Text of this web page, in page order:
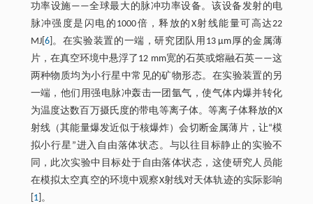
功率设施——全球最大的脉冲功率设备。该设备发射的电
脉冲强度是闪电的1000倍，释放的X射线能量可高达22
MJ[ 6]。在实验装置的一端，研究团队用13 μm厚的金属薄
片，在真空环境中悬浮了12 mm宽的石英或熔融石英——这
两种物质均为小行星中常见的矿物形态。在实验装置的另
一端，他们用强电脉冲轰击一团氩气，使气体内爆并转化
为温度达数百万摄氏度的带电等离子体。等离子体释放的X
射线（其能量爆发近似于核爆炸）会切断金属薄片，让“模
拟小行星”进入自由落体状态。与以往目标静止的实验不
同，此次实验中目标处于自由落体状态，这使研究人员能
在模拟太空真空的环境中观察X射线对天体轨迹的实际影响
1]。